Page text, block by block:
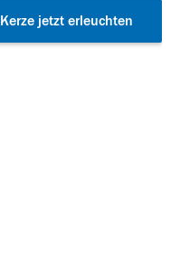
Kerze jetzt erleuchten